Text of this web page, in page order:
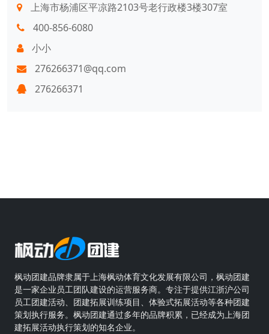
上海市杨浦区平凉路2103号老行政楼3楼307室
400-856-6080
小小
276266371@qq.com
276266371
枫动团建品牌隶属于上海枫动体育文化发展有限公司，枫动团建
是一家企业员工团队建设的运营服务商。专注于提供江浙沪公司
员工团建活动、团建拓展训练项目、体验式拓展活动等各种团建
策划执行服务。枫动团建通过多年的品牌积累，已经成为上海团
建拓展活动执行策划的知名企业。